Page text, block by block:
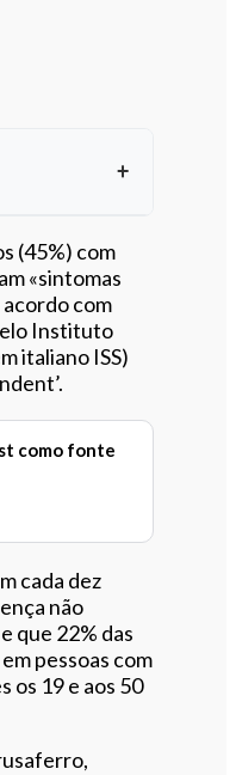
(45%) com
«sintomas
com
Instituto
italiano ISS)
como fonte
cada dez
não
que 22% das
pessoas com
os 19 e aos 50